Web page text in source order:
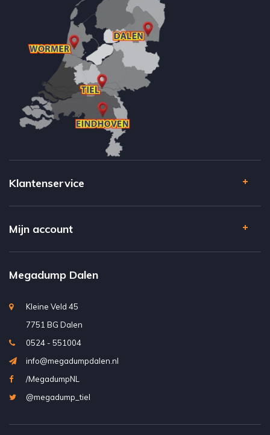
Klantenservice
Mijn account
Megadump Dalen
Kleine Veld 45
7751 BG Dalen
0524 - 551004
info@megadumpdalen.nl
/MegadumpNL
@megadump_tiel